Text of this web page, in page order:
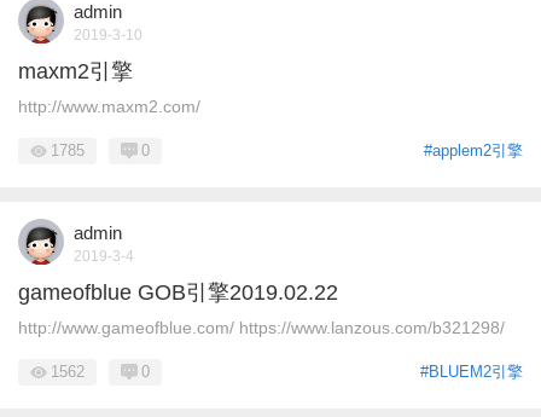
admin
2019-3-10
maxm2引擎
http://www.maxm2.com/
#applem2引擎
1785 0
admin
2019-3-4
gameofblue GOB引擎2019.02.22
http://www.gameofblue.com/ https://www.lanzous.com/b321298/
#BLUEM2引擎
1562 0